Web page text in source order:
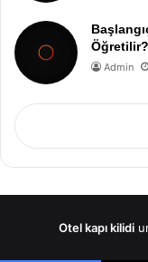
Öğretilir?
Admin
Otel kapı kilidi